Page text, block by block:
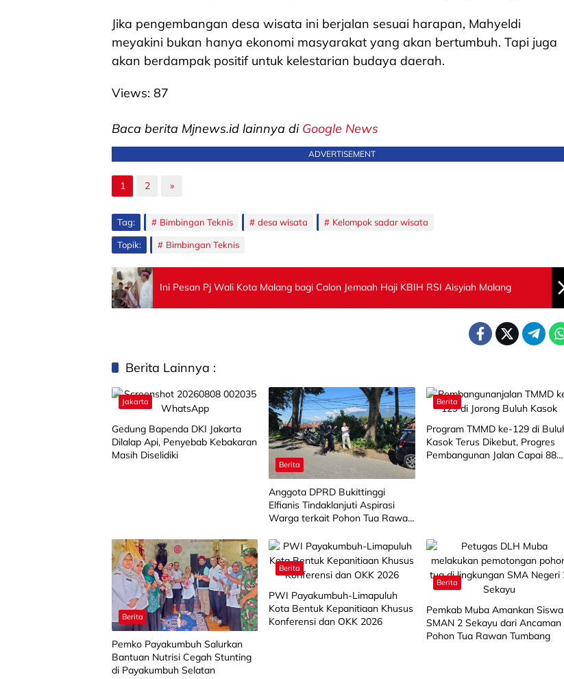
Jika pengembangan desa wisata ini berjalan sesuai harapan, Mahyeldi
meyakini bukan hanya ekonomi masyarakat yang akan bertumbuh. Tapi juga
akan berdampak positif untuk kelestarian budaya daerah.
Views: 87
Baca berita Mjnews.id lainnya di Google News
ADVERTISEMENT
1 2 »
Tag: Bimbingan Teknis desa wisata Kelompok sadar wisata
Topik: Bimbingan Teknis
Ini Pesan Pj Wali Kota Malang bagi Calon Jemaah Haji KBIH RSI Aisyiah Malang
Berita Lainnya :
Jakarta
Gedung Bapenda DKI Jakarta
Dilalap Api, Penyebab Kebakaran
Masih Diselidiki
Berita
Anggota DPRD Bukittinggi
Elfianis Tindaklanjuti Aspirasi
Warga terkait Pohon Tua Rawan
Berita
Program TMMD ke-129 di
Kasok Terus Dikebut, Progres
Pembangunan Jalan Capai 88
Berita
Pemko Payakumbuh Salurkan
Bantuan Nutrisi Cegah Stunting
di Payakumbuh Selatan
Berita
PWI Payakumbuh-Limapuluh
Kota Bentuk Kepanitiaan Khusus
Konferensi dan OKK 2026
Berita
Pemkab Muba Amankan Siswa
SMAN 2 Sekayu dari Ancaman
Pohon Tua Rawan Tumbang